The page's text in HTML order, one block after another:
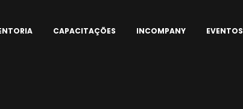
CAPACITAÇÕES INCOMPANY EVENTOS